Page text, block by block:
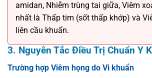
amidan, Nhiễm trùng tai giữa, Viêm
nhất là Thấp tim (sốt thấp khớp) và
liên cầu khuẩn.
3. Nguyên Tắc Điều Trị Chuẩn Y
Trường hợp Viêm họng do Vi khuẩn